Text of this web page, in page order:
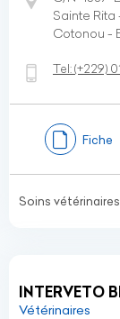
Sainte Rita
Cotonou -
Tel:(+229)
Fiche
Soins
INTERVETO
Vétérinaires